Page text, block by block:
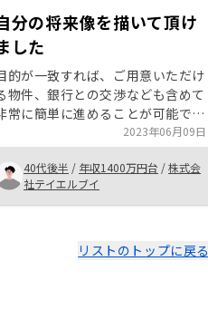
分の将来像を描いて頂け
した
的が一致すれば、ご用意いただけ
物件、銀行との交渉なども含めて
常に簡単に進めることが可能で
す。営業の方だけでなく、チームと
て各過程での支援チームも安心で
きる要因です。ワンルームから少し
きい目の部屋までお気に入りの物
あるはずです。 関東圏以外の
2023年06月09日
40代後半 / 年収1400万円台 /株式会
社テイエルブイ
リストのトップに戻る